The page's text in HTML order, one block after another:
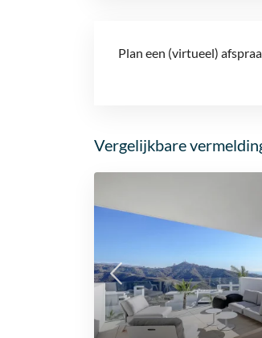
Plan een (virtueel)
Vergelijkbare